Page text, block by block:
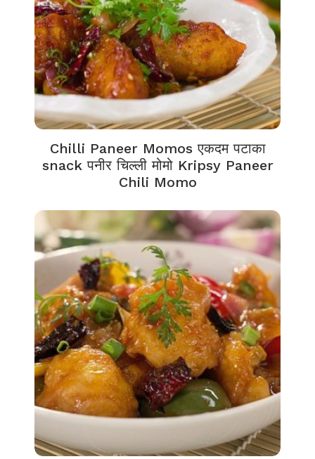
Chilli Paneer Momos एकदम पटाका
snack पनीर चिल्ली मोमो Kripsy Paneer
Chili Momo